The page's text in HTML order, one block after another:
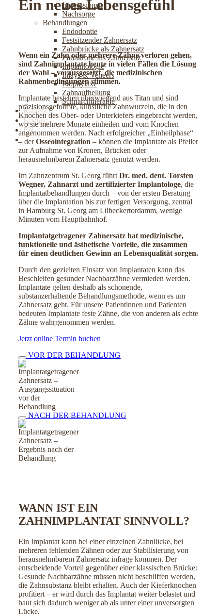
Impressionen
Nachsorge
Behandlungen
Endodontie
Festsitzender Zahnersatz
Zahnbrücke als Zahnersatz
Zahnkrone als Zahnersatz
Implantologie
Inlays & Veneers
Prophylaxe
Zahnaufhellung
Schnarchtherapie
Ratgeber
Kontakt
EN
Jetzt online Termin buchen
Ein neues Lebensgefühl
Wenn ein Zahn oder mehrere Zähne verloren gehen,
sind Zahnimplantate heute in vielen Fällen die Lösung
der Wahl – vorausgesetzt, die medizinischen
Rahmenbedingungen stimmen.
Implantate bestehen überwiegend aus Titan und sind
präzisionsgeformte, künstliche Zahnwurzeln, die in den
Knochen des Ober- oder Unterkiefers eingebracht werden,
wo sie mehrere Monate einheilen und vom Knochen
angenommen werden. Nach erfolgreicher „Einheilphase“
– derOsseointegration – können die Implantate als Pfeiler
zur Aufnahme von Kronen, Brücken oder
herausnehmbarem Zahnersatz genutzt werden.
Im Zahnzentrum St. Georg führt Dr. med. dent. Torsten
Wegner, Zahnarzt und zertifizierter Implantologe, die
Implantatbehandlungen durch – von der ersten Beratung
über die Implantation bis zur fertigen Versorgung, zentral
in Hamburg St. Georg am Lübeckertordamm, wenige
Minuten vom Hauptbahnhof.
Implantatgetragener Zahnersatz hat medizinische,
funktionelle und ästhetische Vorteile, die zusammen
für einen deutlichen Gewinn an Lebensqualität sorgen.
Durch den gezielten Einsatz von Implantaten kann das
Beschleifen gesunder Nachbarzähne vermieden werden.
Implantate gelten deshalb als schonende,
substanzerhaltende Behandlungsmethode, wenn es um
Zahnersatz geht. Für unsere Patientinnen und Patienten
bedeuten Implantate feste Zähne, die von anderen als echte
Zähne wahrgenommen werden.
Jetzt online Termin buchen
VOR DER BEHANDLUNG
NACH DER BEHANDLUNG
WANN IST EIN
ZAHNIMPLANTAT SINNVOLL?
Ein Implantat kann bei einer einzelnen Zahnlücke, bei
mehreren fehlenden Zähnen oder zur Stabilisierung von
herausnehmbarem Zahnersatz infrage kommen. Der
entscheidende Vorteil gegenüber einer klassischen Brücke:
Gesunde Nachbarzähne müssen nicht beschliffen werden,
die Zahnsubstanz bleibt erhalten. Auch der Kieferknochen
profitiert – er wird durch das Implantat weiter belastet und
baut sich dadurch weniger ab als unter einer unversorgten
Lücke.